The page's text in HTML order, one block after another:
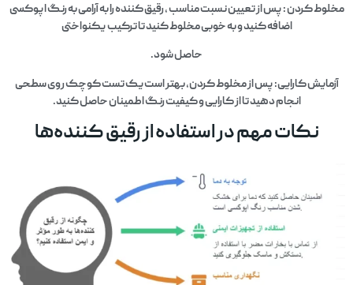
مخلوط کردن : پس از تعیین نسبت مناسب ، رقیق کننده را به آرامی به رنگ اپوکسی
اضافه کنید و به خوبی مخلوط کنید تا ترکیب یکنواختی
حاصل شود.
آزمایش کارایی: پس از مخلوط کردن، بهتر است یک تست کوچک روی سطحی
انجام دهید تا از کارایی و کیفیت رنگ اطمینان حاصل کنید.
نکات مهم در استفاده از رقیق کننده‌ها